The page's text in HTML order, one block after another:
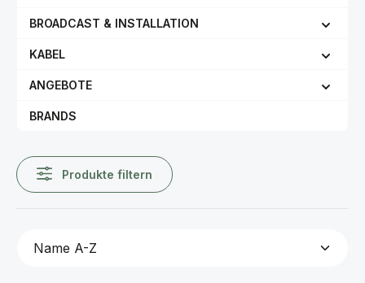
BROADCAST & INSTALLATION
KABEL
ANGEBOTE
BRANDS
Produkte filtern